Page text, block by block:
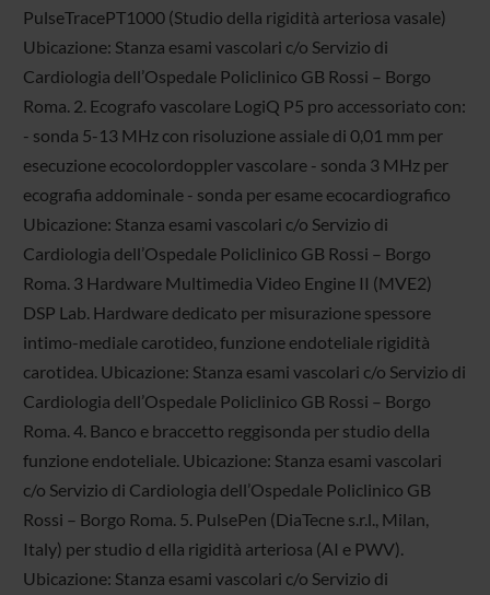
PulseTracePT1000 (Studio della rigidità arteriosa vasale)
Ubicazione: Stanza esami vascolari c/o Servizio di
Cardiologia dell’Ospedale Policlinico GB Rossi – Borgo
Roma. 2. Ecografo vascolare LogiQ P5 pro accessoriato con:
- sonda 5-13 MHz con risoluzione assiale di 0,01 mm per
esecuzione ecocolordoppler vascolare - sonda 3 MHz per
ecografia addominale - sonda per esame ecocardiografico
Ubicazione: Stanza esami vascolari c/o Servizio di
Cardiologia dell’Ospedale Policlinico GB Rossi – Borgo
Roma. 3 Hardware Multimedia Video Engine II (MVE2)
DSP Lab. Hardware dedicato per misurazione spessore
intimo-mediale carotideo, funzione endoteliale rigidità
carotidea. Ubicazione: Stanza esami vascolari c/o Servizio di
Cardiologia dell’Ospedale Policlinico GB Rossi – Borgo
Roma. 4. Banco e braccetto reggisonda per studio della
funzione endoteliale. Ubicazione: Stanza esami vascolari
c/o Servizio di Cardiologia dell’Ospedale Policlinico GB
Rossi – Borgo Roma. 5. PulsePen (DiaTecne s.r.l., Milan,
Italy) per studio d ella rigidità arteriosa (AI e PWV).
Ubicazione: Stanza esami vascolari c/o Servizio di